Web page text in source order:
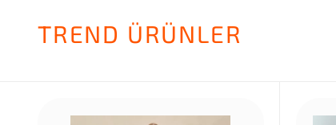
TREND ÜRÜNLER